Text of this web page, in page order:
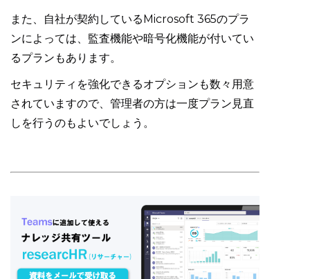
また、自社が契約しているMicrosoft 365のプラ
ンによっては、監査機能や暗号化機能が付いてい
るプランもあります。
セキュリティを強化できるオプションも数々用意
されていますので、管理者の方は一度プラン見直
しを行うのもよいでしょう。